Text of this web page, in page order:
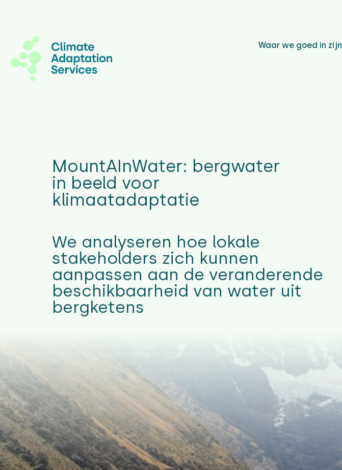
Waar we goed in zijn
MountAInWater: bergwater
in beeld voor
klimaatadaptatie
We analyseren hoe lokale
stakeholders zich kunnen
aanpassen aan de veranderende
beschikbaarheid van water uit
bergketens